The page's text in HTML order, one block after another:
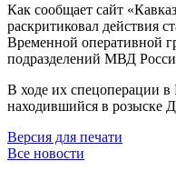
Как сообщает сайт
раскритиковал действия
Временной оперативной
подразделений МВД
В ходе их спецоперации
находившийся в розыске
Версия для печати
Все новости